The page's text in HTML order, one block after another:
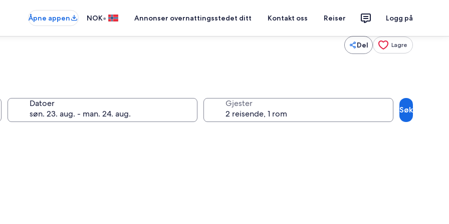
Åpne appen NOK• Annonser overnattingsstedet ditt Kontakt oss Reiser Logg på
Del Lagre
Datoer Gjester
Søk